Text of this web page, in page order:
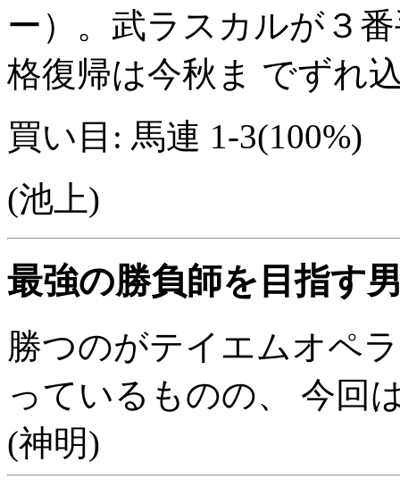
ー）。武ラスカルが３
格復帰は今秋ま でずれ
買い目: 馬連 1-3(100%)
(池上)
最強の勝負師を目指す
勝つのがテイエムオペ
っているものの、 今回
(神明)